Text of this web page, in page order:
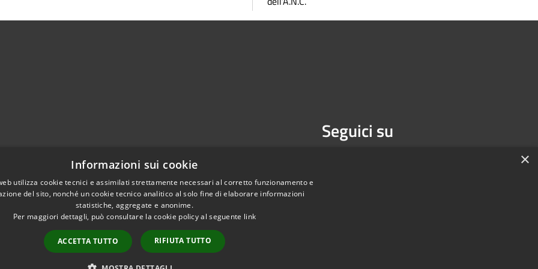
Seguici su
Area Interna
Copyright © 2026 • Comune di Melzo - Città Metropolitana di Milano • Powered by
×
Informazioni sui cookie
utilizza cookie tecnici e assimilati strettamente necessari al corretto funzionamento e
del sito, nonché un cookie tecnico analitico al solo fine di elaborare informazioni
statistiche, aggregate e anonime.
Per maggiori dettagli, può consultare la cookie policy al seguente link
ACCETTA TUTTO RIFIUTA TUTTO